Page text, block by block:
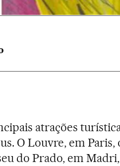
Sociales
atrações
O Louvre, em
do Prado, em